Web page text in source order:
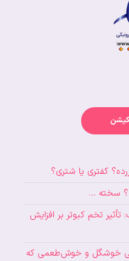
کفتری یا شتری؟
سخته …
تخم کبوتر بر افزایش
خوشگل و خوش‌طعمی که